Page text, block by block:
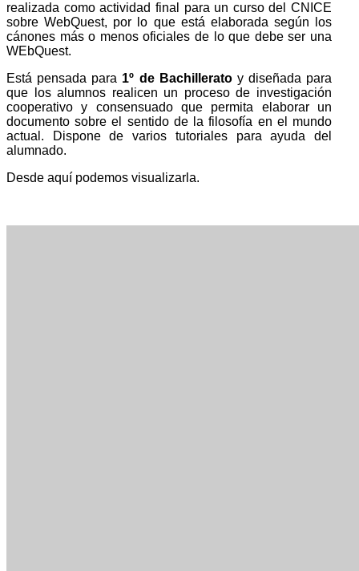
realizada como actividad final para un curso del CNICE
sobre WebQuest, por lo que está elaborada según los
cánones más o menos oficiales de lo que debe ser una
WEbQuest.
Está pensada para 1º de Bachilleratoy diseñada para
que los alumnos realicen un proceso de investigación
cooperativo y consensuado que permita elaborar un
documento sobre el sentido de la filosofía en el mundo
actual. Dispone de varios tutoriales para ayuda del
alumnado.
Desde aquí podemos visualizarla.